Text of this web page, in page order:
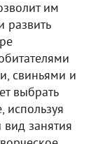
им
развить
свиньями и
выбрать
используя
вид занятия